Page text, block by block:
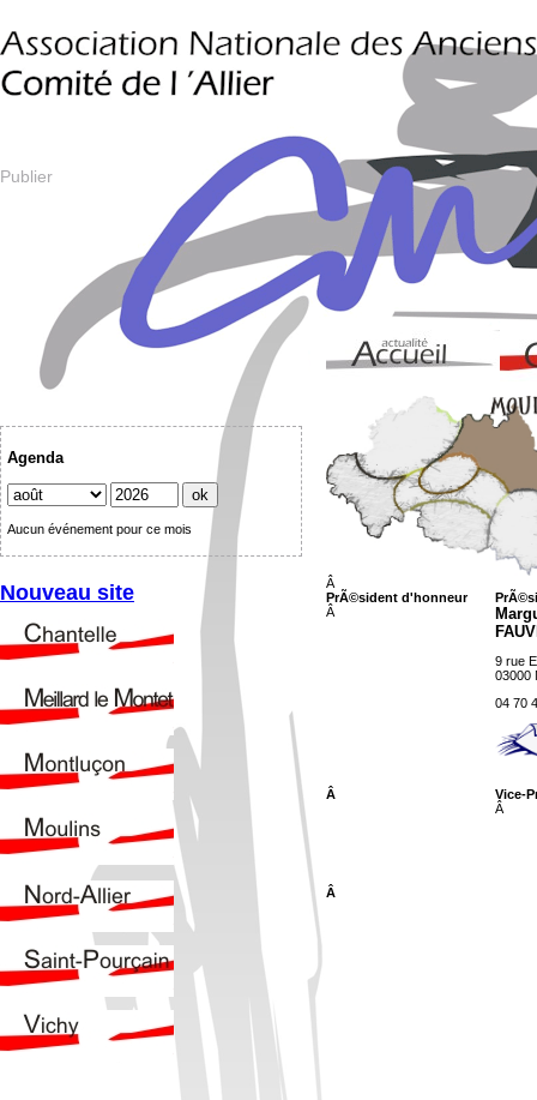
Publier
Agenda
Aucun événement pour ce mois
Nouveau site
Â
PrÃ©sident d'honneur
Â
9 rue
03000
04 70
Â Vice-
Â
Â